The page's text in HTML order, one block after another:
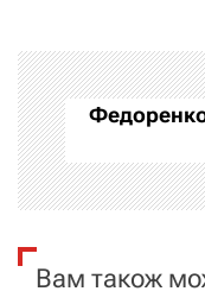
а
ц
і
Вам також